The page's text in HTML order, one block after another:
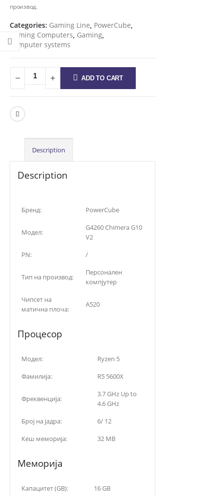
производ.
Categories: Gaming Line, PowerCube,
Gaming Computers, Gaming,
Computer systems
ADD TO CART
Description
Description
Бренд: PowerCube
Модел:
G4260 Chimera G10
V2
PN:
/
Тип на производ:
Персонален
компјутер
Чипсет на
матична плоча:
A520
Процесор
Модел:
Ryzen 5
Фамилија:
R5 5600X
Фреквенција:
3.7 GHz Up to
4.6 GHz
Број на јадра:
6/ 12
Кеш меморија:
32 MB
Меморија
Капацитет (GB): 16 GB